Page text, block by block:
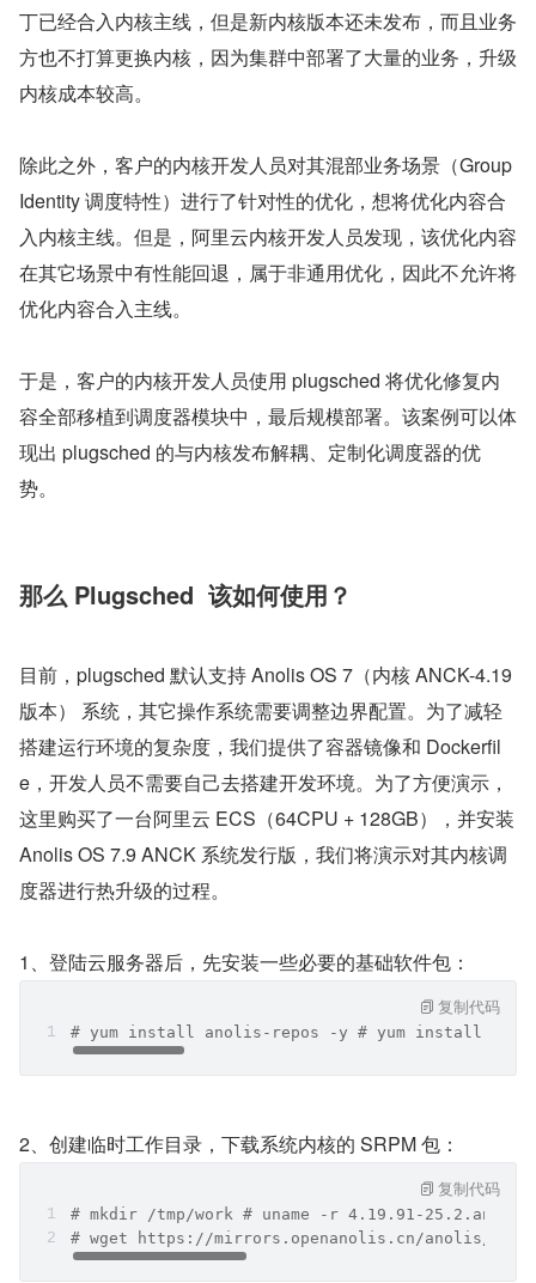
丁已经合入内核主线，但是新内核版本还未发布，而且业务
方也不打算更换内核，因为集群中部署了大量的业务，升级
内核成本较高。
除此之外，客户的内核开发人员对其混部业务场景（Group
Identity 调度特性）进行了针对性的优化，想将优化内容合
入内核主线。但是，阿里云内核开发人员发现，该优化内容
在其它场景中有性能回退，属于非通用优化，因此不允许将
优化内容合入主线。
于是，客户的内核开发人员使用 plugsched 将优化修复内
容全部移植到调度器模块中，最后规模部署。该案例可以体
现出 plugsched 的与内核发布解耦、定制化调度器的优
势。
那么 Plugsched  该如何使用？
目前，plugsched 默认支持 Anolis OS 7（内核 ANCK-4.19
版本） 系统，其它操作系统需要调整边界配置。为了减轻
搭建运行环境的复杂度，我们提供了容器镜像和 Dockerfil
e，开发人员不需要自己去搭建开发环境。为了方便演示，
这里购买了一台阿里云 ECS（64CPU + 128GB），并安装
Anolis OS 7.9 ANCK 系统发行版，我们将演示对其内核调
度器进行热升级的过程。
1、登陆云服务器后，先安装一些必要的基础软件包：
# yum install anolis-repos -y # yum install
复制代码
2、创建临时工作目录，下载系统内核的 SRPM 包：
# mkdir /tmp/work # uname -r 4.19.91-
# wget https://mirrors.openanolis.cn/anolis/7.9/
复制代码